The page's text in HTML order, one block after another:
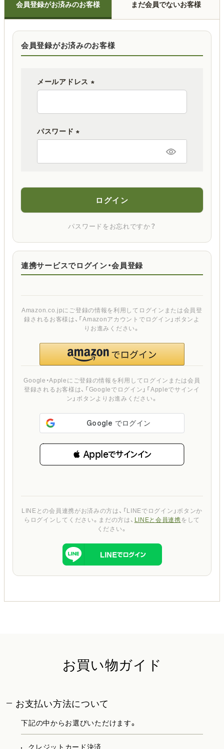
会員登録がお済みのお客様 まだ会員でないお客様
会員登録がお済みのお客様
メールアドレス
パスワード
ログイン
パスワードをお忘れですか？
連携サービスでログイン・会員登録
 Appleでサインイン
Google・Appleにご登録の情報を利用してログインまたは会員
登録されるお客様は、「Googleでログイン」「Appleでサインイ
ン」ボタンよりお進みください。
Amazon.co.jpにご登録の情報を利用してログインまたは会員登
録されるお客様は、「Amazonアカウントでログイン」ボタンよ
りお進みください。
LINEとの会員連携がお済みの方は、「LINEでログイン」ボタンか
らログインしてください。まだの方は、 LINEと会員連携をして
ください。
お買い物ガイド
お支払い方法について
下記の中からお選びいただけます。
クレジットカード決済